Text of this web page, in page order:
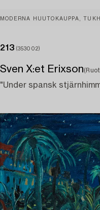
MODERNA HUUTOKAUPPA,
213 (353002)
Sven X:et Erixson
"Under spansk